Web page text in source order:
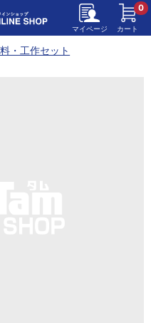
マイページ カート
0
・工作セット